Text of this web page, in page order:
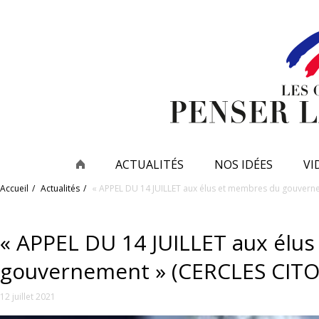
ACTUALITÉS NOS IDÉES
Accueil Actualités « APPEL DU 14 JUILLET aux élus et membres du
« APPEL DU 14 JUILLET aux
gouvernement » (CERCLES
12 juillet 2021